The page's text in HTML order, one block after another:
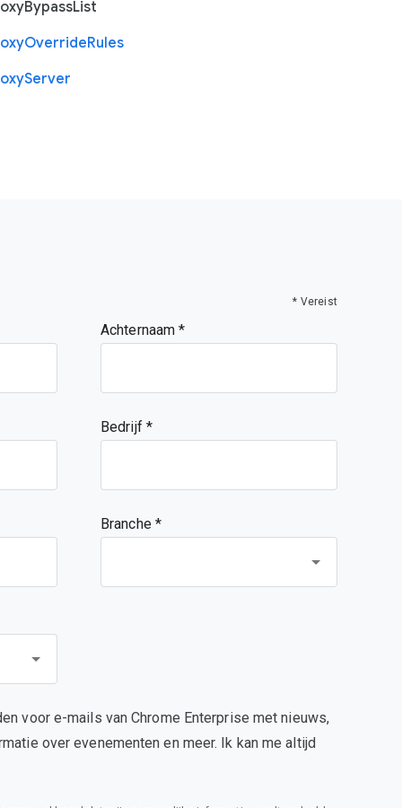
BypassList
OverrideRules
Server
* Vereist
Achternaam
Bedrijf
Branche *
voor e-mails van Chrome Enterprise met nieuws,
over evenementen en meer. Ik kan me altijd